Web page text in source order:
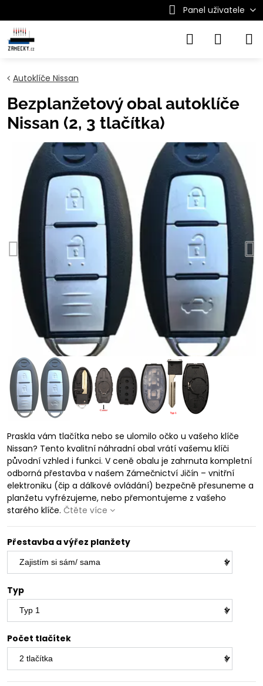
Panel uživatele
Autoklíče Nissan
Bezplanžetový obal autoklíče
Nissan (2, 3 tlačítka)
Praskla vám tlačítka nebo se ulomilo očko u vašeho klíče
Nissan? Tento kvalitní náhradní obal vrátí vašemu klíči
původní vzhled i funkci. V ceně obalu je zahrnuta kompletní
odborná přestavba v našem Zámečnictví Jičín – vnitřní
elektroniku (čip a dálkové ovládání) bezpečně přesuneme a
planžetu vyfrézujeme, nebo přemontujeme z vašeho
starého klíče. Čtěte více
Přestavba a výřez planžety
Typ
Počet tlačítek